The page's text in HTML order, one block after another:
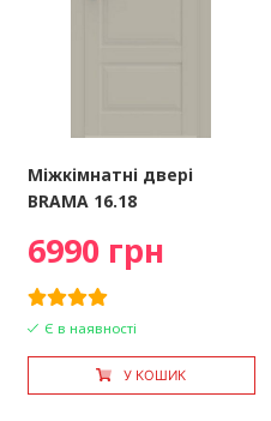
Міжкімнатні двері
BRAMA 16.18
6990 грн
Є в наявності
У КОШИК